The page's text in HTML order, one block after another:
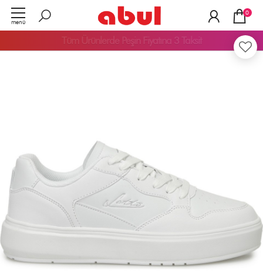
menü
0
Tüm Ürünlerde Peşin Fiyatına 3 Taksit